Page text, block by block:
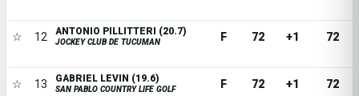
☆ 12 ANTONIO PILLITTERI (20.7)
JOCKEY CLUB DE TUCUMAN F 72 +1 72
☆ 13 GABRIEL LEVIN (19.6)
SAN PABLO COUNTRY LIFE GOLF F 72 +1 72